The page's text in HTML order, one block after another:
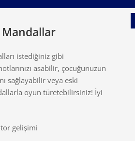
Mandallar
istediğiniz gibi
asabilir, çocuğunuzun
sağlayabilir veya eski
oyun türetebilirsiniz! İyi
gelişimi